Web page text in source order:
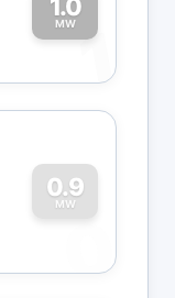
1.0
MW1
0.9
MW
0